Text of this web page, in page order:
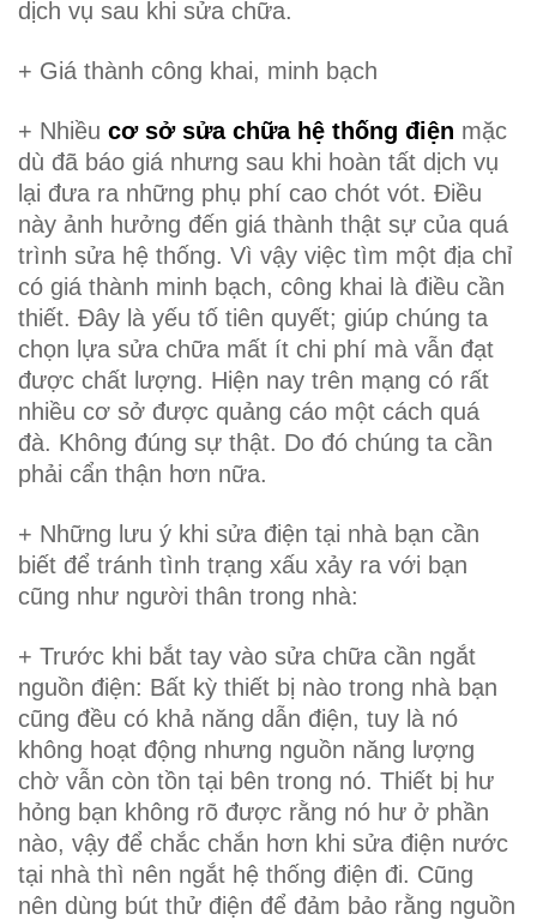
dịch vụ sau khi sửa chữa.
+ Giá thành công khai, minh bạch
+ Nhiều cơ sở sửa chữa hệ thống điện mặc
dù đã báo giá nhưng sau khi hoàn tất dịch vụ
lại đưa ra những phụ phí cao chót vót. Điều
này ảnh hưởng đến giá thành thật sự của quá
trình sửa hệ thống. Vì vậy việc tìm một địa chỉ
có giá thành minh bạch, công khai là điều cần
thiết. Đây là yếu tố tiên quyết; giúp chúng ta
chọn lựa sửa chữa mất ít chi phí mà vẫn đạt
được chất lượng. Hiện nay trên mạng có rất
nhiều cơ sở được quảng cáo một cách quá
đà. Không đúng sự thật. Do đó chúng ta cần
phải cẩn thận hơn nữa.
+ Những lưu ý khi sửa điện tại nhà bạn cần
biết để tránh tình trạng xấu xảy ra với bạn
cũng như người thân trong nhà:
+ Trước khi bắt tay vào sửa chữa cần ngắt
nguồn điện: Bất kỳ thiết bị nào trong nhà bạn
cũng đều có khả năng dẫn điện, tuy là nó
không hoạt động nhưng nguồn năng lượng
chờ vẫn còn tồn tại bên trong nó. Thiết bị hư
hỏng bạn không rõ được rằng nó hư ở phần
nào, vậy để chắc chắn hơn khi sửa điện nước
tại nhà thì nên ngắt hệ thống điện đi. Cũng
nên dùng bút thử điện để đảm bảo rằng nguồn